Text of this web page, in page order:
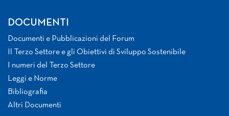
DOCUMENTI
Documenti e Pubblicazioni del Forum
Il Terzo Settore e gli Obiettivi di Sviluppo Sostenibile
I numeri del Terzo Settore
Leggi e Norme
Bibliografia
Altri Documenti